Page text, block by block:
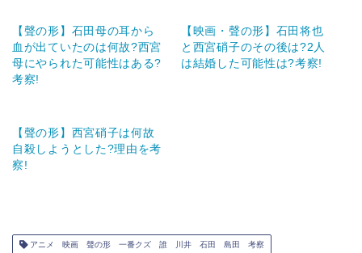
【聲の形】石田母の耳から
血が出ていたのは何故?西宮
母にやられた可能性はある?
考察!
【映画・聲の形】石田将也
と西宮硝子のその後は?2人
は結婚した可能性は?考察!
【聲の形】西宮硝子は何故
自殺しようとした?理由を考
察!
アニメ 映画 聲の形 一番クズ 誰 川井 石田 島田 考察